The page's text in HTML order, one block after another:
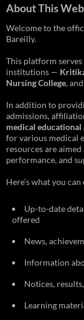
About This
Welcome to the
Bareilly.
This platform
institutions —
Nursing College, and
In addition to
admissions,
medical
for various medical
resources are
performance, and
Here’s what you
Up-to-date
offered
News,
Information
Notices,
Learning